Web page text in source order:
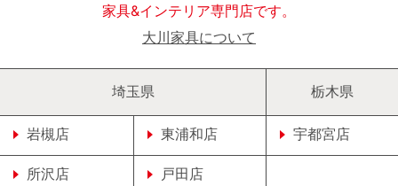
家具&インテリア専門店です。
大川家具について
埼玉県
岩槻店 東浦和店
所沢店 戸田店
栃木県
宇都宮店